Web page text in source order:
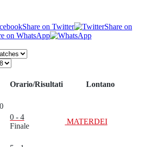
Share on Twitter
Share on
on WhatsApp
Orario/Risultati
Lontano
0 - 4
Finale
MATERDEI